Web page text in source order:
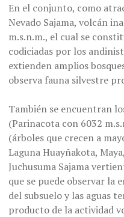
En el conjunto, como
Nevado Sajama, volcán
m.s.n.m., el cual se
codiciadas por los
extienden amplios
observa fauna silvestre
También se encuentran
(Parinacota con 6032
(árboles que crecen a
Laguna Huayñakota,
Juchusuma Sajama
que se puede observar la
del subsuelo y las aguas
producto de la actividad